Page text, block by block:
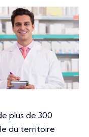
plus de 300
du territoire